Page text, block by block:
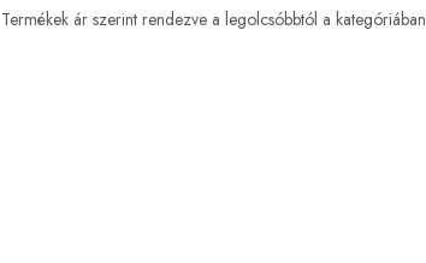
Termékek ár szerint rendezve a legolcsóbbtól a kategóriában